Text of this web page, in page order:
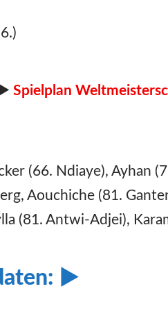
► Spielplan
(66. Ndiaye), Ayhan
Aouchiche (81.
(81. Antwi-Adjei),
►